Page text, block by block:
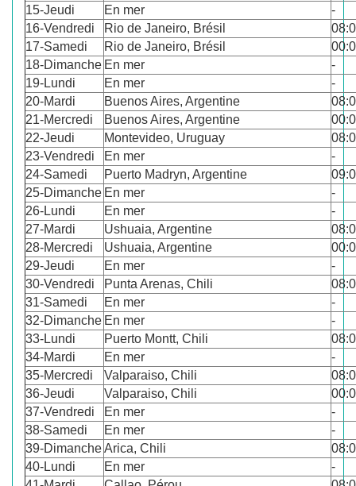
15-Jeudi
En mer
-
16-Vendredi
Rio de Janeiro, Brésil
17-Samedi
Rio de Janeiro, Brésil
18-Dimanche En mer
-
19-Lundi
En mer
-
20-Mardi
Buenos Aires, Argentine
21-Mercredi
Buenos Aires, Argentine
22-Jeudi
Montevideo, Uruguay
23-Vendredi
En mer
-
24-Samedi
Puerto Madryn, Argentine
25-Dimanche En mer
-
26-Lundi
En mer
-
27-Mardi
Ushuaia, Argentine
28-Mercredi
Ushuaia, Argentine
29-Jeudi
En mer
-
30-Vendredi
Punta Arenas, Chili
31-Samedi
En mer
-
32-Dimanche En mer
-
33-Lundi
Puerto Montt, Chili
34-Mardi
En mer
-
35-Mercredi
Valparaiso, Chili
36-Jeudi
Valparaiso, Chili
37-Vendredi
En mer
-
38-Samedi
En mer
-
39-DimancheArica, Chili
40-Lundi
En mer
-